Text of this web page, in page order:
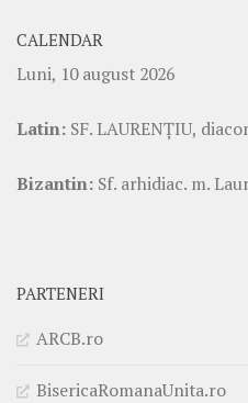
CALENDAR
Luni, 10 august 2026
Latin: SF. LAURENŢIU,
Bizantin: Sf. arhidiac. m.
PARTENERI
ARCB.ro
BisericaRomanaUnita.ro